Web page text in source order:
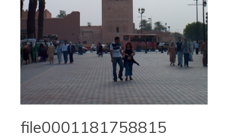
file0001181758815